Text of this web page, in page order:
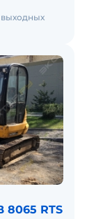
8065 RTS